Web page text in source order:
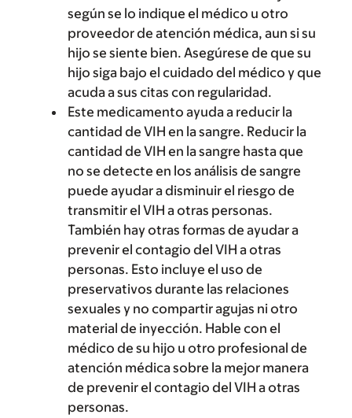
según se lo indique el médico u otro
proveedor de atención médica, aun si su
hijo se siente bien. Asegúrese de que su
hijo siga bajo el cuidado del médico y que
acuda a sus citas con regularidad.
Este medicamento ayuda a reducir la
cantidad de VIH en la sangre. Reducir la
cantidad de VIH en la sangre hasta que
no se detecte en los análisis de sangre
puede ayudar a disminuir el riesgo de
transmitir el VIH a otras personas.
También hay otras formas de ayudar a
prevenir el contagio del VIH a otras
personas. Esto incluye el uso de
preservativos durante las relaciones
sexuales y no compartir agujas ni otro
material de inyección. Hable con el
médico de su hijo u otro profesional de
atención médica sobre la mejor manera
de prevenir el contagio del VIH a otras
personas.